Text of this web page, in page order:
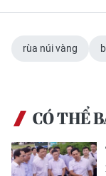
rùa núi vàng
CÓ THỂ